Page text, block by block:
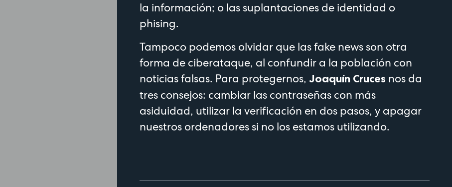
la información; o las suplantaciones de identidad o
phising.
Tampoco podemos olvidar que las fake news son otra
forma de ciberataque, al confundir a la población con
noticias falsas. Para protegernos, Joaquín Cruces nos da
tres consejos: cambiar las contraseñas con más
asiduidad, utilizar la verificación en dos pasos, y apagar
nuestros ordenadores si no los estamos utilizando.